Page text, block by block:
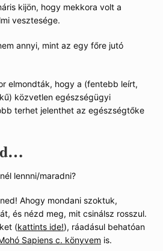
kijön, hogy mekkora volt a
vesztesége.
annyi, mint az egy főre jutó
elmondták, hogy a (fentebb leírt,
közvetlen egészségügyi
terhet jelenthet az egészségtőke
lennni/maradni?
Ahogy mondani szoktuk,
és nézd meg, mit csinálsz rosszul.
(kattints ide!), ráadásul behatóan
Sapiens c. könyvem is.